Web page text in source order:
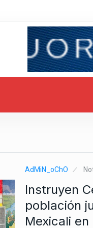
AdMiN_oChO
Instruyen
población
Mexicali